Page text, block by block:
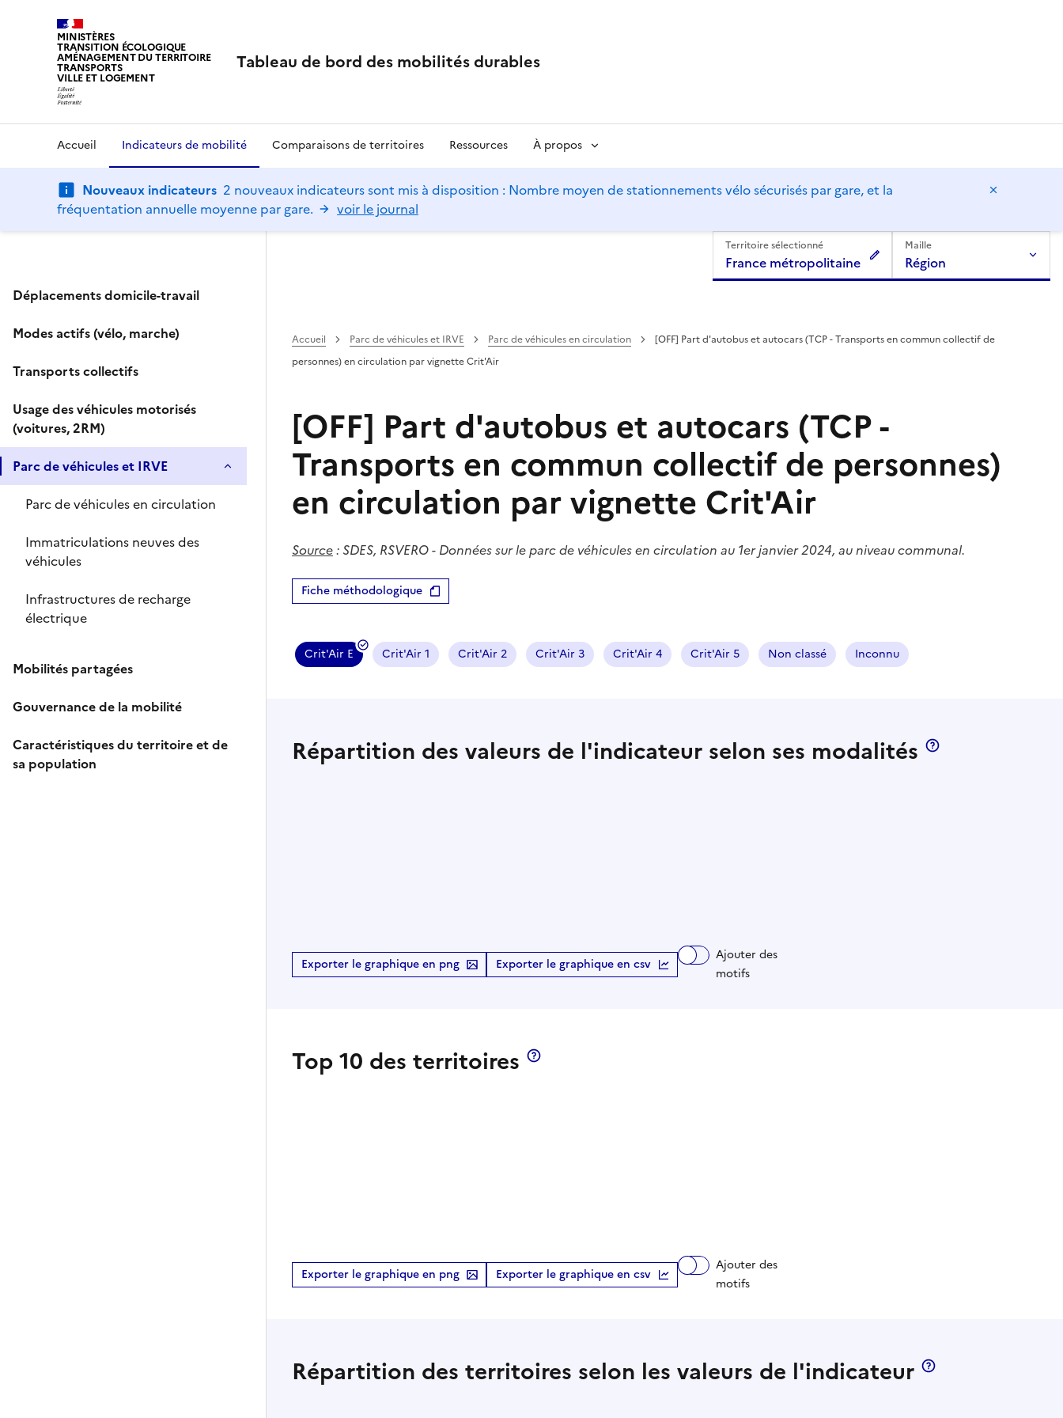
MINISTÈRES
TRANSITION ÉCOLOGIQUE
AMÉNAGEMENT DU TERRITOIRE
TRANSPORTS
VILLE ET LOGEMENT
Tableau de bord des mobilités durables
Accueil Indicateurs de mobilité Comparaisons de territoires Ressources À propos
Nouveaux indicateurs 2 nouveaux indicateurs sont mis à disposition : Nombre moyen de stationnements vélo sécurisés par gare, et la
fréquentation annuelle moyenne par gare.
voir le journal
Déplacements domicile-travail
Modes actifs (vélo, marche)
Transports collectifs
Usage des véhicules motorisés
(voitures, 2RM)
Parc de véhicules et IRVE
Parc de véhicules en circulation
Immatriculations neuves des
véhicules
Infrastructures de recharge
électrique
Mobilités partagées
Gouvernance de la mobilité
Caractéristiques du territoire et de
sa population
Territoire sélectionné
France métropolitaine
Maille
Région
Accueil Parc de véhicules et IRVE Parc de véhicules en circulation
[OFF] Part d'autobus et autocars (TCP - Transports en commun collectif de
personnes) en circulation par vignette Crit'Air
[OFF] Part d'autobus et autocars (TCP -
Transports en commun collectif de personnes)
en circulation par vignette Crit'Air
Source: SDES, RSVERO - Données sur le parc de véhicules en circulation au 1er janvier 2024, au niveau communal.
Fiche méthodologique
Crit'Air E Crit'Air 1 Crit'Air 2 Crit'Air 3 Crit'Air 4 Crit'Air 5 Non classé Inconnu
Répartition des valeurs de l'indicateur selon ses modalités
Exporter le graphique en png Exporter le graphique en csv
Ajouter des
motifs
Top 10 des territoires
Exporter le graphique en png Exporter le graphique en csv
Ajouter des
motifs
Répartition des territoires selon les valeurs de l'indicateur